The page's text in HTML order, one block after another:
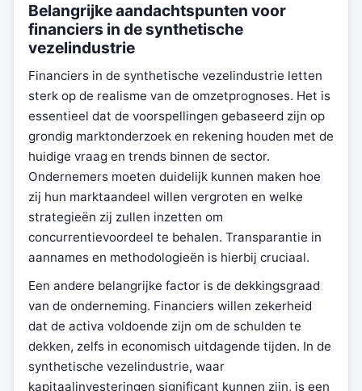
Belangrijke aandachtspunten voor
financiers in de synthetische
vezelindustrie
Financiers in de synthetische vezelindustrie letten
sterk op de realisme van de omzetprognoses. Het is
essentieel dat de voorspellingen gebaseerd zijn op
grondig marktonderzoek en rekening houden met de
huidige vraag en trends binnen de sector.
Ondernemers moeten duidelijk kunnen maken hoe
zij hun marktaandeel willen vergroten en welke
strategieën zij zullen inzetten om
concurrentievoordeel te behalen. Transparantie in
aannames en methodologieën is hierbij cruciaal.
Een andere belangrijke factor is de dekkingsgraad
van de onderneming. Financiers willen zekerheid
dat de activa voldoende zijn om de schulden te
dekken, zelfs in economisch uitdagende tijden. In de
synthetische vezelindustrie, waar
kapitaalinvesteringen significant kunnen zijn, is een